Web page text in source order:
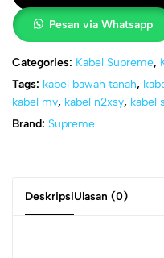
Pesan via Whatsapp
Categories: Kabel Supreme,
Tags: kabel bawah tanah,
kabel mv, kabel n2xsy, kabel
Brand: Supreme
DeskripsiUlasan (0)